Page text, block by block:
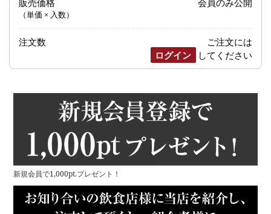
販売価格
（単価 × 入数）
会員のみ公開
注文数
ご注文には
ログイン
してください
新規会員で1,000pt.プレゼント！